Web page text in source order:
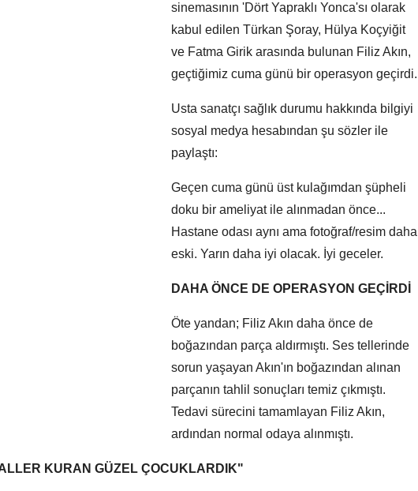
sinemasının 'Dört Yapraklı Yonca'sı olarak
kabul edilen Türkan Şoray, Hülya Koçyiğit
ve Fatma Girik arasında bulunan Filiz Akın,
geçtiğimiz cuma günü bir operasyon geçirdi.
Usta sanatçı sağlık durumu hakkında bilgiyi
sosyal medya hesabından şu sözler ile
paylaştı:
Geçen cuma günü üst kulağımdan şüpheli
doku bir ameliyat ile alınmadan önce...
Hastane odası aynı ama fotoğraf/resim daha
eski. Yarın daha iyi olacak. İyi geceler.
DAHA ÖNCE DE OPERASYON GEÇİRDİ
Öte yandan; Filiz Akın daha önce de
boğazından parça aldırmıştı. Ses tellerinde
sorun yaşayan Akın'ın boğazından alınan
parçanın tahlil sonuçları temiz çıkmıştı.
Tedavi sürecini tamamlayan Filiz Akın,
ardından normal odaya alınmıştı.
KURAN GÜZEL ÇOCUKLARDIK"